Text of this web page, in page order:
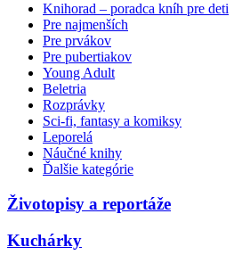
Knihorad – poradca kníh pre deti
Pre najmenších
Pre prvákov
Pre pubertiakov
Young Adult
Beletria
Rozprávky
Sci-fi, fantasy a komiksy
Leporelá
Náučné knihy
Ďalšie kategórie
Životopisy a reportáže
Kuchárky